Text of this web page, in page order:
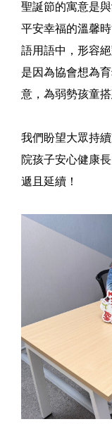
聖誕節的寓意是
平安幸福的溫馨
語用語中，形容
是因為協會想為
意，為弱勢孩童
我們盼望大眾持
院孩子安心健康
遞且延續！